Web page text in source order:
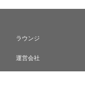
ラウンジ
運営会社